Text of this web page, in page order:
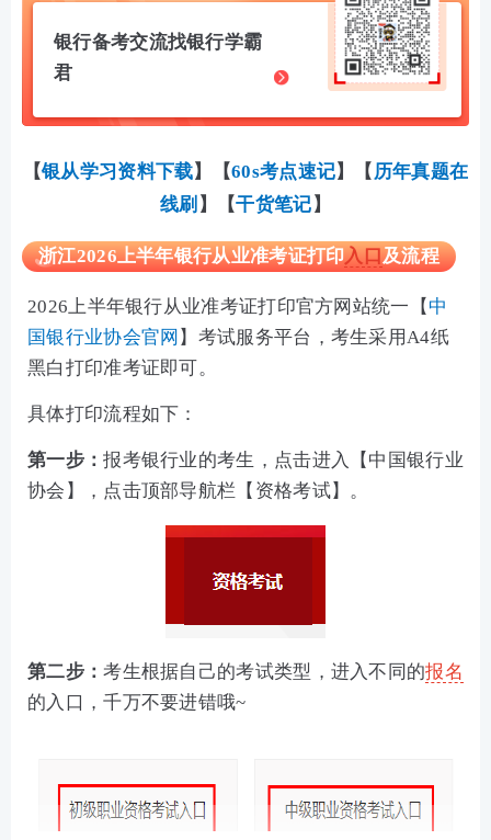
银行备考交流找银行学霸
君
【银从学习资料下载】 【60s考点速记】【 历年真题在
线刷 】 【干货笔记 】
浙江2026上半年银行从业准考证打印入口及流程
2026上半年银行从业准考证打印官方网站统一【 中
国银行业协会官网 】 考试服务平台，考生采用A4纸
黑白打印准考证即可。
具体打印流程如下：
第一步：报考银行业的考生，点击进入【 中国银行业
协会 】，点击顶部导航栏【资格考试】。
第二步：考生根据自己的考试类型，进入不同的报名
的入口，千万不要进错哦~